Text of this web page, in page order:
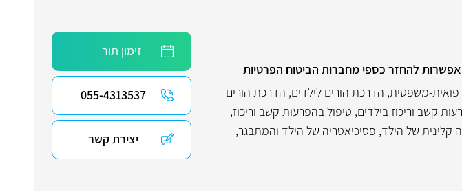
אפשרות להחזר כספי מחברות הביטוח הפרטיות
משפטית, הדרכת הורים לילדים, הדרכת הורים
קשב וריכוז בילדים, טיפול בהפרעות קשב וריכוז,
קלינית של הילד, פסיכיאטריה של הילד והמתבגר,
זימון תור
055-4313537
יצירת קשר